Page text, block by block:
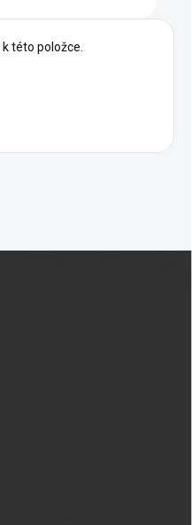
této položce.